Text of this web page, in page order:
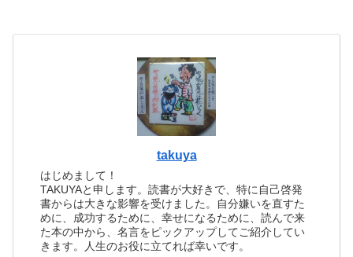
takuya
はじめまして！
TAKUYAと申します。読書が大好きで、特に自己啓発
書からは大きな影響を受けました。自分嫌いを直すた
めに、成功するために、幸せになるために、読んで来
た本の中から、名言をピックアップしてご紹介してい
きます。人生のお役に立てれば幸いです。